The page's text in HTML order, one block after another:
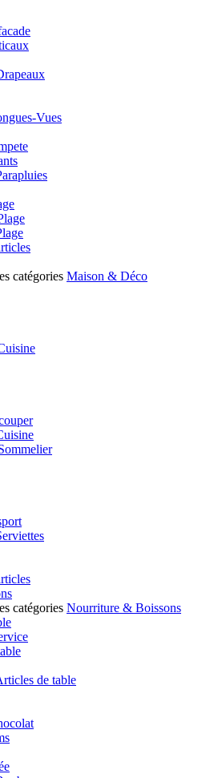
Vues
catégories Maison & Déco
catégories Nourriture & Boissons
de table